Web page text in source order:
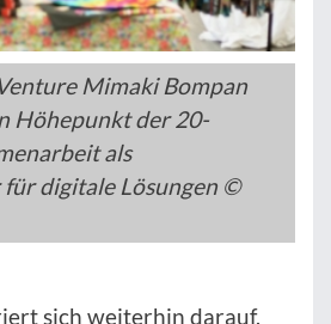
Mimaki Bompan
Höhepunkt der 20-
als
digitale Lösungen ©
sich weiterhin darauf,